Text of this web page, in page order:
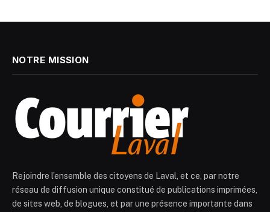
NOTRE MISSION
Rejoindre l’ensemble des citoyens de Laval, et ce, par notre
réseau de diffusion unique constitué de publications imprimées,
de sites web, de blogues, et par une présence importante dans